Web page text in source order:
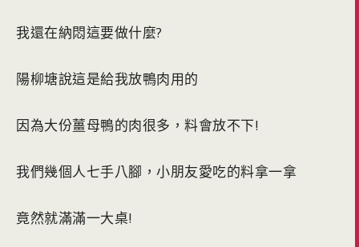
我還在納悶這要做什麼?
陽柳塘說這是給我放鴨肉用的
因為大份薑母鴨的肉很多，料會放不下!
我們幾個人七手八腳，小朋友愛吃的料拿一拿
竟然就滿滿一大桌!